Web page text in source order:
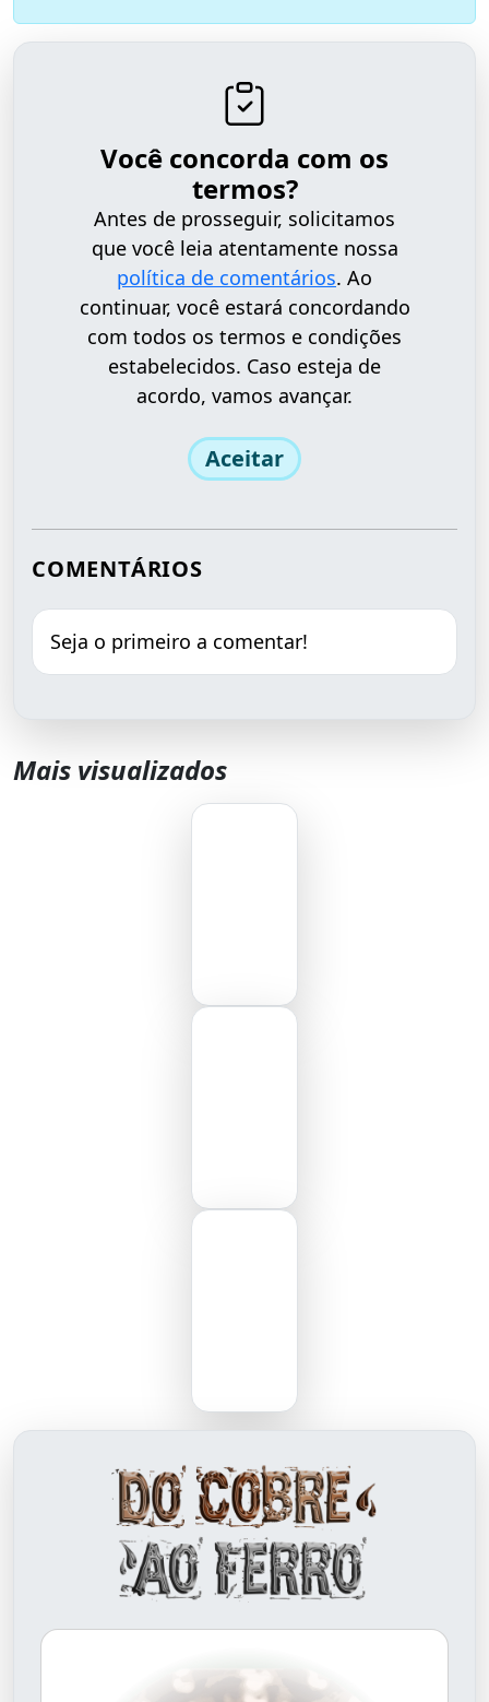
Você concorda com os
termos?
Antes de prosseguir, solicitamos
que você leia atentamente nossa
política de comentários. Ao
continuar, você estará concordando
com todos os termos e condições
estabelecidos. Caso esteja de
acordo, vamos avançar.
Aceitar
COMENTÁRIOS
Seja o primeiro a comentar!
Mais visualizados